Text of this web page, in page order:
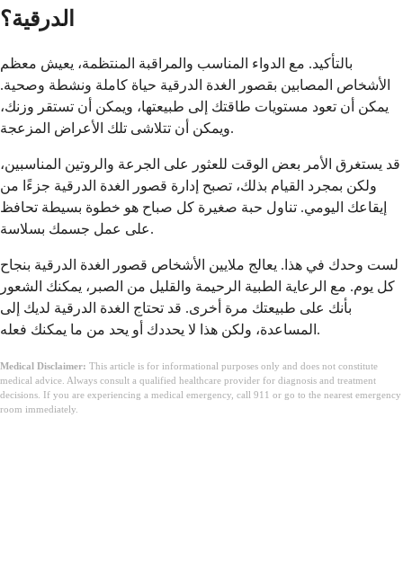
الدرقية؟
بالتأكيد. مع الدواء المناسب والمراقبة المنتظمة، يعيش معظم
الأشخاص المصابين بقصور الغدة الدرقية حياة كاملة ونشطة وصحية.
يمكن أن تعود مستويات طاقتك إلى طبيعتها، ويمكن أن تستقر وزنك،
ويمكن أن تتلاشى تلك الأعراض المزعجة.
قد يستغرق الأمر بعض الوقت للعثور على الجرعة والروتين المناسبين،
ولكن بمجرد القيام بذلك، تصبح إدارة قصور الغدة الدرقية جزءًا من
إيقاعك اليومي. تناول حبة صغيرة كل صباح هو خطوة بسيطة تحافظ
على عمل جسمك بسلاسة.
لست وحدك في هذا. يعالج ملايين الأشخاص قصور الغدة الدرقية بنجاح
كل يوم. مع الرعاية الطبية الرحيمة والقليل من الصبر، يمكنك الشعور
بأنك على طبيعتك مرة أخرى. قد تحتاج الغدة الدرقية لديك إلى
المساعدة، ولكن هذا لا يحددك أو يحد من ما يمكنك فعله.
Medical Disclaimer: This article is for informational purposes only and does not constitute
medical advice. Always consult a qualified healthcare provider for diagnosis and treatment
decisions. If you are experiencing a medical emergency, call 911 or go to the nearest emergency
room immediately.